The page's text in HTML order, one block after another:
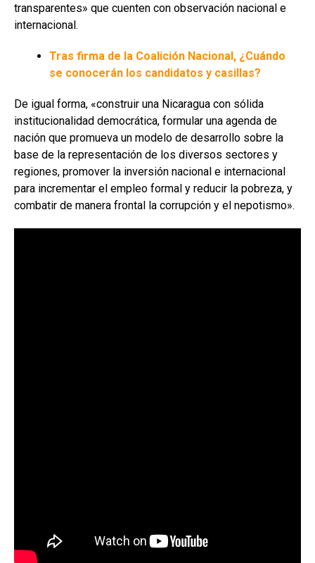
transparentes» que cuenten con observación nacional e
internacional.
Tras firma de la Coalición Nacional, ¿Cuándo
se conocerán los candidatos y casillas?
De igual forma, «construir una Nicaragua con sólida
institucionalidad democrática, formular una agenda de
nación que promueva un modelo de desarrollo sobre la
base de la representación de los diversos sectores y
regiones, promover la inversión nacional e internacional
para incrementar el empleo formal y reducir la pobreza, y
combatir de manera frontal la corrupción y el nepotismo».